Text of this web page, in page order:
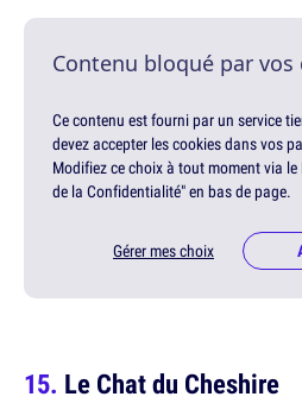
Contenu bloqué par
Ce contenu est fourni par un service
devez accepter les cookies dans vos
Modifiez ce choix à tout moment via
de la Confidentialité" en bas de page.
Gérer mes choix
Le Chat du Cheshire